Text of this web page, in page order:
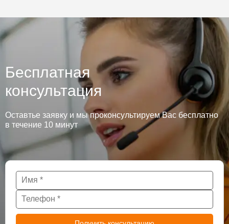
Бесплатная
консультация
Оставтье заявку и мы проконсультируем Вас бесплатно
в течение 10 минут